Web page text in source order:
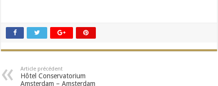
Article précédent
Hôtel Conservatorium
Amsterdam – Amsterdam